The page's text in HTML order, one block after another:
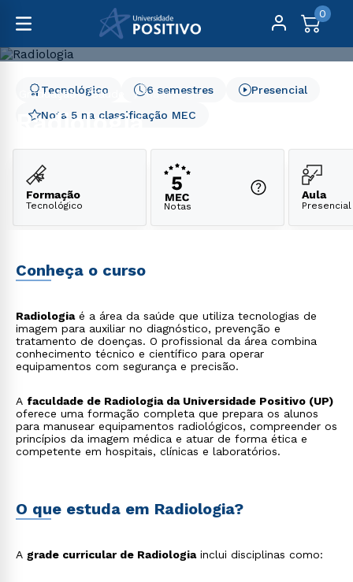
0
Graduação Saúde Radiologia
Radiologia
Nota 5 na classificação MEC
6 semestres
Tecnológico Presencial
Formação
Tecnológico Notas
Aula
Presencial
Conheça o curso
Radiologiaé a área da saúde que utiliza tecnologias de
imagem para auxiliar no diagnóstico, prevenção e
tratamento de doenças. O profissional da área combina
conhecimento técnico e científico para operar
equipamentos com segurança e precisão.
A faculdade de Radiologia da Universidade Positivo (UP)
oferece uma formação completa que prepara os alunos
para manusear equipamentos radiológicos, compreender os
princípios da imagem médica e atuar de forma ética e
competente em hospitais, clínicas e laboratórios.
O que estuda em Radiologia?
A grade curricular de Radiologiainclui disciplinas como: